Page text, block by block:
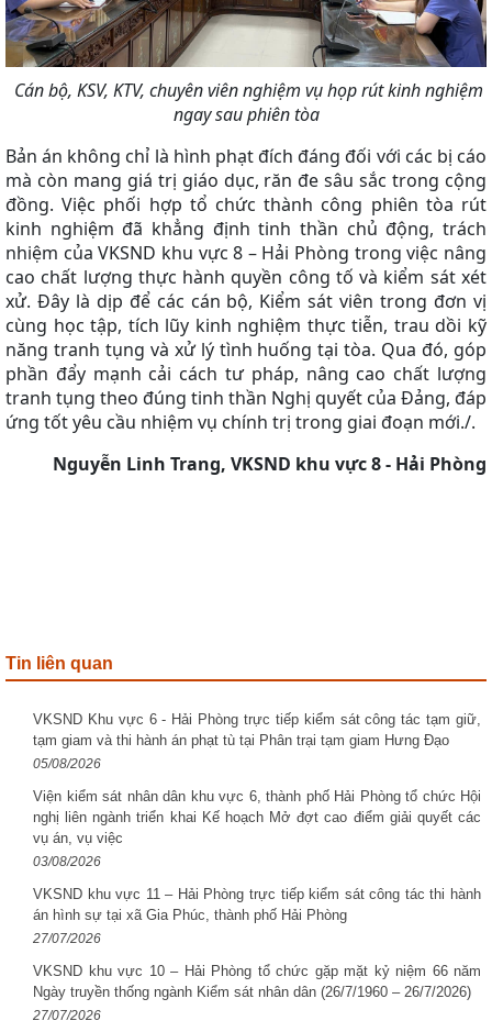
Cán bộ, KSV, KTV, chuyên viên nghiệm vụ họp rút kinh nghiệm
ngay sau phiên tòa
Bản án không chỉ là hình phạt đích đáng đối với các bị cáo
mà còn mang giá trị giáo dục, răn đe sâu sắc trong cộng
đồng. Việc phối hợp tổ chức thành công phiên tòa rút
kinh nghiệm đã khẳng định tinh thần chủ động, trách
nhiệm của VKSND khu vực 8 – Hải Phòng trong việc nâng
cao chất lượng thực hành quyền công tố và kiểm sát xét
xử. Đây là dịp để các cán bộ, Kiểm sát viên trong đơn vị
cùng học tập, tích lũy kinh nghiệm thực tiễn, trau dồi kỹ
năng tranh tụng và xử lý tình huống tại tòa. Qua đó, góp
phần đẩy mạnh cải cách tư pháp, nâng cao chất lượng
tranh tụng theo đúng tinh thần Nghị quyết của Đảng, đáp
ứng tốt yêu cầu nhiệm vụ chính trị trong giai đoạn mới./.
Nguyễn Linh Trang, VKSND khu vực 8 - Hải Phòng
Tin liên quan
VKSND Khu vực 6 - Hải Phòng trực tiếp kiểm sát công tác tạm giữ,
tạm giam và thi hành án phạt tù tại Phân trại tạm giam Hưng Đạo
05/08/2026
Viện kiểm sát nhân dân khu vực 6, thành phố Hải Phòng tổ chức Hội
nghị liên ngành triển khai Kế hoạch Mở đợt cao điểm giải quyết các
vụ án, vụ việc
03/08/2026
VKSND khu vực 11 – Hải Phòng trực tiếp kiểm sát công tác thi hành
án hình sự tại xã Gia Phúc, thành phố Hải Phòng
27/07/2026
VKSND khu vực 10 – Hải Phòng tổ chức gặp mặt kỷ niệm 66 năm
Ngày truyền thống ngành Kiểm sát nhân dân (26/7/1960 – 26/7/2026)
27/07/2026